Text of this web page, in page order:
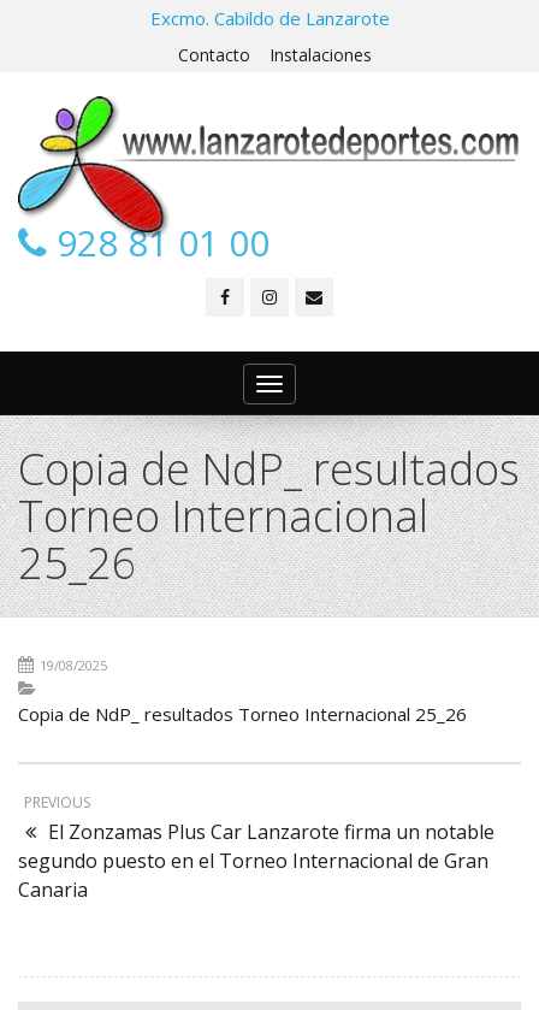
Excmo. Cabildo de Lanzarote
Contacto Instalaciones
928 81 01 00
Toggle
navigation
Copia de NdP_ resultados
Torneo Internacional
25_26
19/08/2025
Copia de NdP_ resultados Torneo Internacional 25_26
PREVIOUS
El Zonzamas Plus Car Lanzarote firma un notable
segundo puesto en el Torneo Internacional de Gran
Canaria